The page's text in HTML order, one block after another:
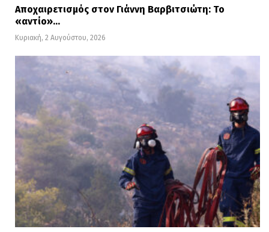
Αποχαιρετισμός στον Γιάννη Βαρβιτσιώτη: Το
«αντίο»…
Κυριακή, 2 Αυγούστου, 2026